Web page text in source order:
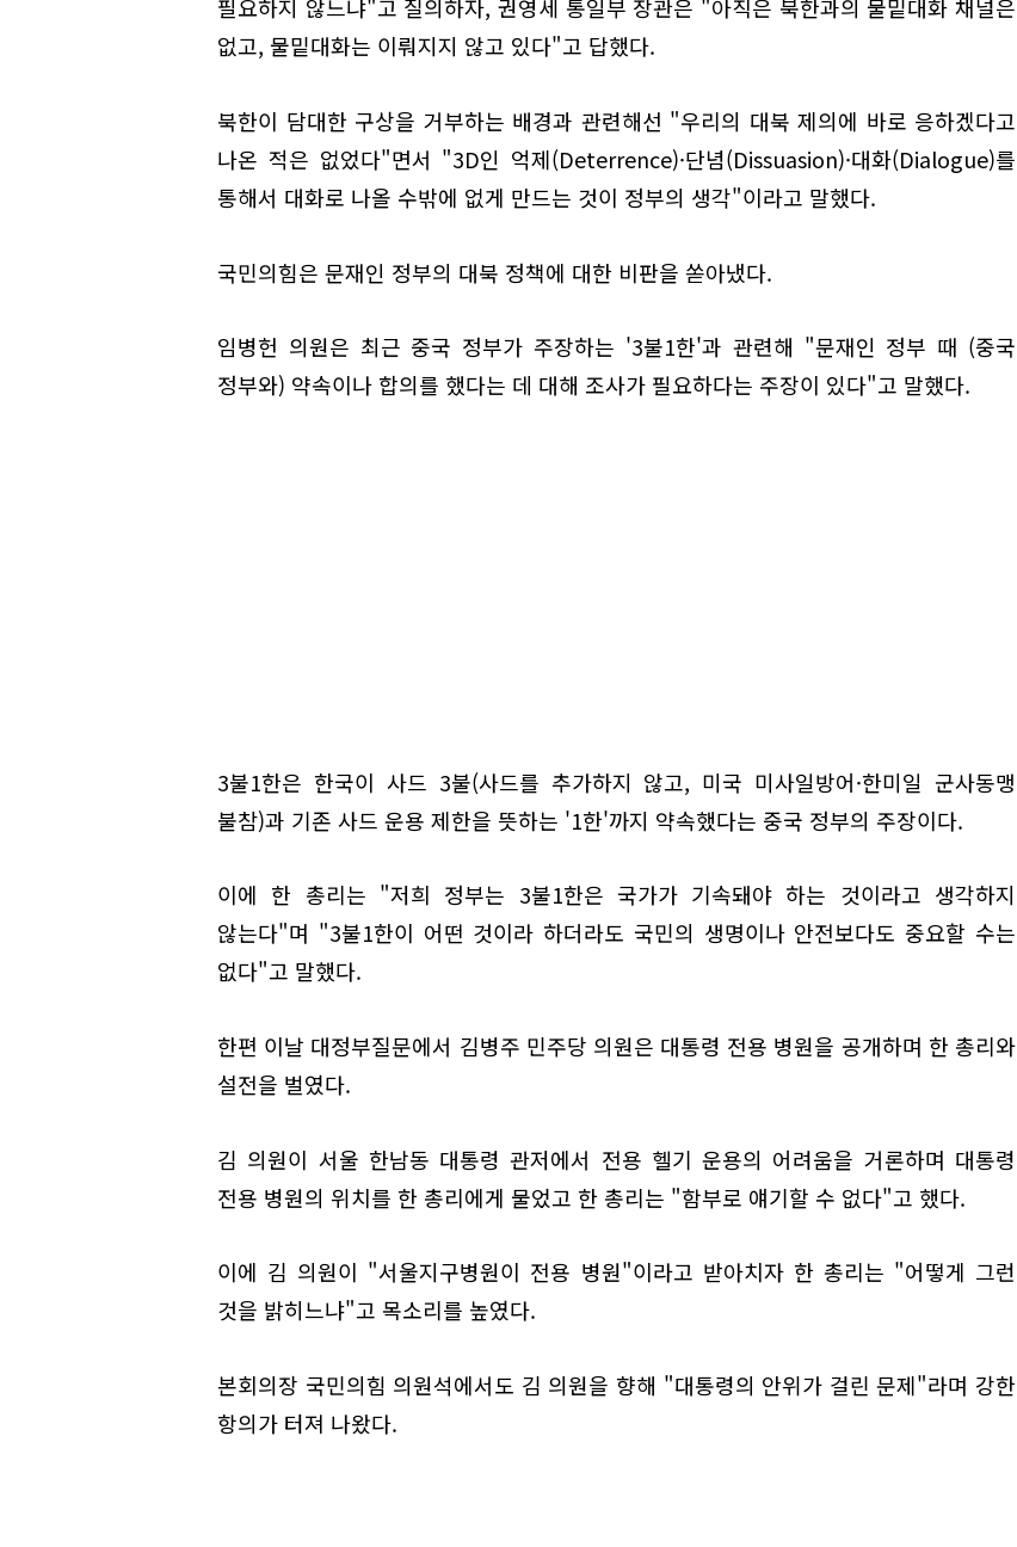
필요하지 않느냐"고 질의하자, 권영세 통일부 장관은 "아직은 북한과의 물밑대화 채널은
없고, 물밑대화는 이뤄지지 않고 있다"고 답했다.
북한이 담대한 구상을 거부하는 배경과 관련해선 "우리의 대북 제의에 바로 응하겠다고
나온 적은 없었다"면서 "3D인 억제(Deterrence)·단념(Dissuasion)·대화(Dialogue)를
통해서 대화로 나올 수밖에 없게 만드는 것이 정부의 생각"이라고 말했다.
국민의힘은 문재인 정부의 대북 정책에 대한 비판을 쏟아냈다.
임병헌 의원은 최근 중국 정부가 주장하는 '3불1한'과 관련해 "문재인 정부 때 (중국
정부와) 약속이나 합의를 했다는 데 대해 조사가 필요하다는 주장이 있다"고 말했다.
3불1한은 한국이 사드 3불(사드를 추가하지 않고, 미국 미사일방어·한미일 군사동맹
불참)과 기존 사드 운용 제한을 뜻하는 '1한'까지 약속했다는 중국 정부의 주장이다.
이에 한 총리는 "저희 정부는 3불1한은 국가가 기속돼야 하는 것이라고 생각하지
않는다"며 "3불1한이 어떤 것이라 하더라도 국민의 생명이나 안전보다도 중요할 수는
없다"고 말했다.
한편 이날 대정부질문에서 김병주 민주당 의원은 대통령 전용 병원을 공개하며 한 총리와
설전을 벌였다.
김 의원이 서울 한남동 대통령 관저에서 전용 헬기 운용의 어려움을 거론하며 대통령
전용 병원의 위치를 한 총리에게 물었고 한 총리는 "함부로 얘기할 수 없다"고 했다.
이에 김 의원이 "서울지구병원이 전용 병원"이라고 받아치자 한 총리는 "어떻게 그런
것을 밝히느냐"고 목소리를 높였다.
본회의장 국민의힘 의원석에서도 김 의원을 향해 "대통령의 안위가 걸린 문제"라며 강한
항의가 터져 나왔다.